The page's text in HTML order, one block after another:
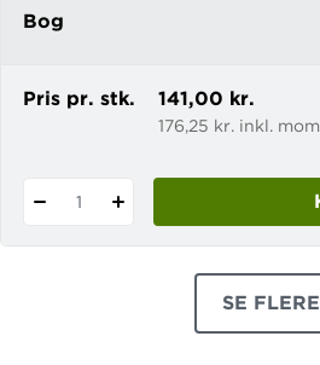
Bog
Pris pr. stk. 141,00 kr.
176,25 kr. inkl.
1
SE FLERE